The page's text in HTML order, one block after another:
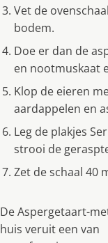
Vet de
bodem.
Doe er dan de
en nootmuskaat
Klop de eieren
aardappelen en
Leg de plakjes
strooi de
Zet de schaal 40
De Aspergetaart-
huis veruit een van